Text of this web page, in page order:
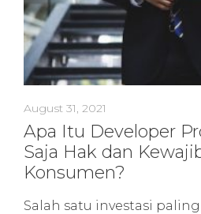
August 31, 2021
Apa Itu Developer
Saja Hak dan
Konsumen?
Salah satu investasi